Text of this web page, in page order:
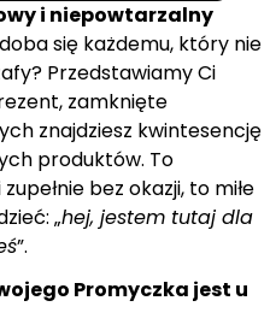
i niepowtarzalny
się każdemu, który nie
Przedstawiamy Ci
zamknięte
znajdziesz kwintesencję
produktów. To
bez okazji, to miłe
„hej, jestem tutaj dla
”.
Promyczka jest u